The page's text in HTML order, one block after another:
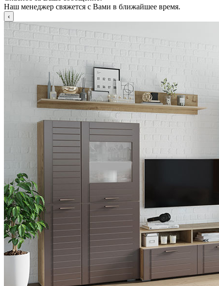
Наш менеджер свяжется с Вами в ближайшее время.